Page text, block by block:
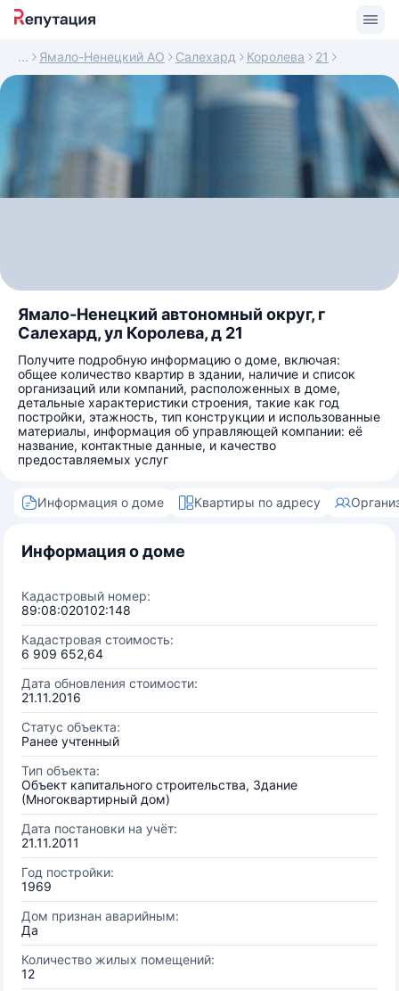
Ямало-Ненецкий АО Салехард Королева 21
Ямало-Ненецкий автономный округ, г
Салехард, ул Королева, д 21
Получите подробную информацию о доме, включая:
общее количество квартир в здании, наличие и список
организаций или компаний, расположенных в доме,
детальные характеристики строения, такие как год
постройки, этажность, тип конструкции и использованные
материалы, информация об управляющей компании: её
название, контактные данные, и качество
предоставляемых услуг
Информация о доме Квартиры по адресу
Информация о доме
Кадастровый номер:
89:08:020102:148
Кадастровая стоимость:
6 909 652,64
Дата обновления стоимости:
21.11.2016
Статус объекта:
Ранее учтенный
Тип объекта:
Объект капитального строительства, Здание
(Многоквартирный дом)
Дата постановки на учёт:
21.11.2011
Год постройки:
1969
Дом признан аварийным:
Да
Количество жилых помещений:
12